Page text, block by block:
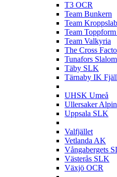
T3 OCR
Team Bunkern
Team
Team
Team Valkyria
The Cross
Tunafors Slalom
Täby SLK
Tärnaby IK
UHSK Umeå
Ullersaker Alpin
Uppsala SLK
Valfjället
Vetlanda AK
Vångabergets
Västerås SLK
Växjö OCR